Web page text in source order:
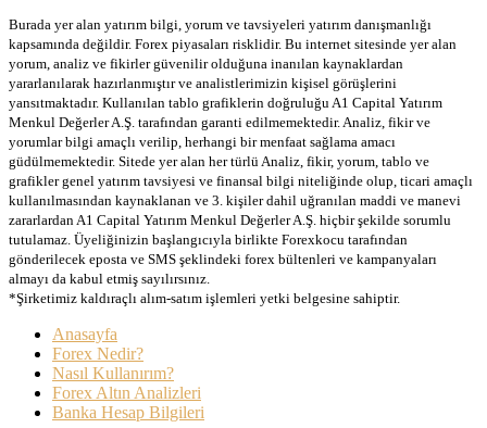
Burada yer alan yatırım bilgi, yorum ve tavsiyeleri yatırım danışmanlığı
kapsamında değildir. Forex piyasaları risklidir. Bu internet sitesinde yer alan
yorum, analiz ve fikirler güvenilir olduğuna inanılan kaynaklardan
yararlanılarak hazırlanmıştır ve analistlerimizin kişisel görüşlerini
yansıtmaktadır. Kullanılan tablo grafiklerin doğruluğu A1 Capital Yatırım
Menkul Değerler A.Ş. tarafından garanti edilmemektedir. Analiz, fikir ve
yorumlar bilgi amaçlı verilip, herhangi bir menfaat sağlama amacı
güdülmemektedir. Sitede yer alan her türlü Analiz, fikir, yorum, tablo ve
grafikler genel yatırım tavsiyesi ve finansal bilgi niteliğinde olup, ticari amaçlı
kullanılmasından kaynaklanan ve 3. kişiler dahil uğranılan maddi ve manevi
zararlardan A1 Capital Yatırım Menkul Değerler A.Ş. hiçbir şekilde sorumlu
tutulamaz. Üyeliğinizin başlangıcıyla birlikte Forexkocu tarafından
gönderilecek eposta ve SMS şeklindeki forex bültenleri ve kampanyaları
almayı da kabul etmiş sayılırsınız.
*Şirketimiz kaldıraçlı alım-satım işlemleri yetki belgesine sahiptir.
Anasayfa
Forex Nedir?
Nasıl Kullanırım?
Forex Altın Analizleri
Banka Hesap Bilgileri